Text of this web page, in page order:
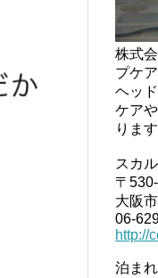
株式
プケ
ヘッ
ケア
ります
スカ
〒
大阪
06-
http://
泊ま